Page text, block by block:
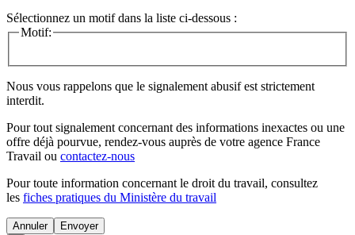
Sélectionnez un motif dans la liste ci-dessous :
Motif:
Nous vous rappelons que le signalement abusif est strictement
interdit.
Pour tout signalement concernant des informations inexactes ou une
offre déjà pourvue, rendez-vous auprès de votre agence France
Travail ou contactez-nous
Pour toute information concernant le droit du travail, consultez
les fiches pratiques du Ministère du travail
Annuler